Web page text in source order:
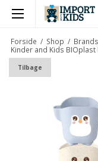
Forside / Shop / Brands
Kinder and Kids
Tilbage